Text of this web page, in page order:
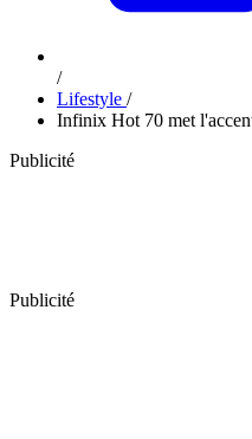
/
Lifestyle /
Infinix Hot 70 met
Publicité
Publicité